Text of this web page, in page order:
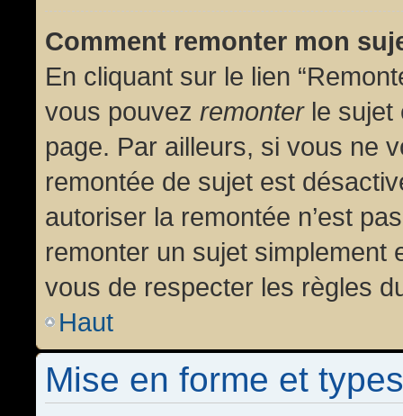
Comment remonter mon
En cliquant sur le lien
vous pouvez remonterle sujet
page. Par ailleurs, si vous ne
remontée de sujet est
autoriser la remontée n’est
remonter un sujet simplement
vous de respecter les règles
Haut
Mise en forme et